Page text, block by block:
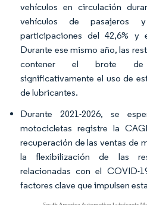
vehículos en circulación
vehículos de pasajeros
participaciones del 42,6% y
Durante ese mismo año, las
contener el brote de
significativamente el uso de
de lubricantes.
Durante 2021-2026, se
motocicletas registre la
recuperación de las ventas de
la flexibilización de las
relacionadas con el COVID-
factores clave que impulsen